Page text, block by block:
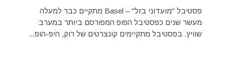
פסטיבל "מועדוני בזל" – Basel מתקיים כבר למעלה
מעשר שנים כפסטיבל הפופ המפורסם ביותר במערב
שוויץ. בפסטיבל מתקיימים קונצרטים של רוק, היפ-הופ...